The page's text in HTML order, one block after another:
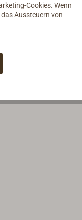
Cookies. Wenn
Aussteuern von